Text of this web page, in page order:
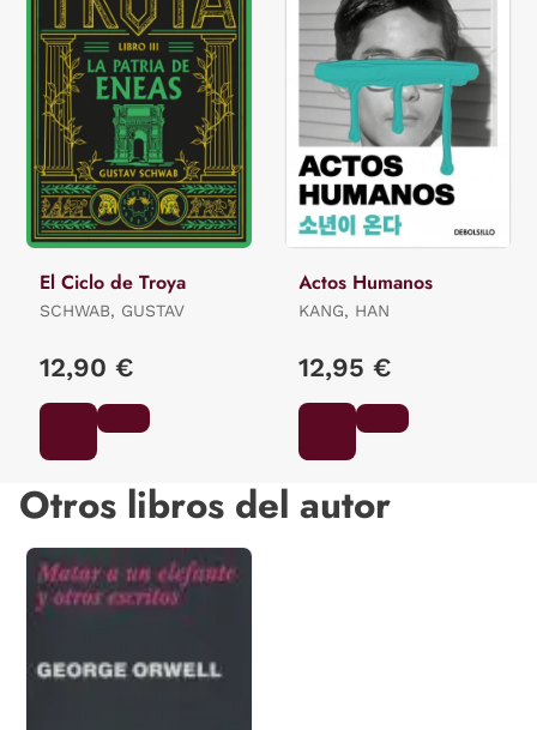
El Ciclo de Troya
SCHWAB, GUSTAV
12,90 €
Actos Humanos
KANG, HAN
12,95 €
Otros libros del autor